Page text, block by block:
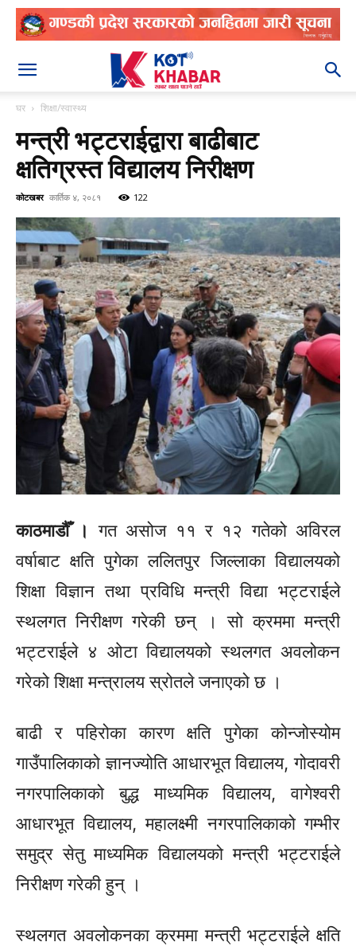
घर शिक्षा/स्वास्थ्य
मन्त्री भट्टराईद्वारा बाढीबाट
क्षतिग्रस्त विद्यालय निरीक्षण
कोटखबर कार्तिक ४, २०८१ 122
काठमाडौँ । गत असोज ११ र १२ गतेको अविरल
वर्षाबाट क्षति पुगेका ललितपुर जिल्लाका विद्यालयको
शिक्षा विज्ञान तथा प्रविधि मन्त्री विद्या भट्टराईले
स्थलगत निरीक्षण गरेकी छन् । सो क्रममा मन्त्री
भट्टराईले ४ ओटा विद्यालयको स्थलगत अवलोकन
गरेको शिक्षा मन्त्रालय स्रोतले जनाएको छ ।
बाढी र पहिरोका कारण क्षति पुगेका कोन्जोस्योम
गाउँपालिकाको ज्ञानज्योति आधारभूत विद्यालय, गोदावरी
नगरपालिकाको बुद्ध माध्यमिक विद्यालय, वागेश्वरी
आधारभूत विद्यालय, महालक्ष्मी नगरपालिकाको गम्भीर
समुद्र सेतु माध्यमिक विद्यालयको मन्त्री भट्टराईले
निरीक्षण गरेकी हुन् ।
स्थलगत अवलोकनका क्रममा मन्त्री भट्टराईले क्षति